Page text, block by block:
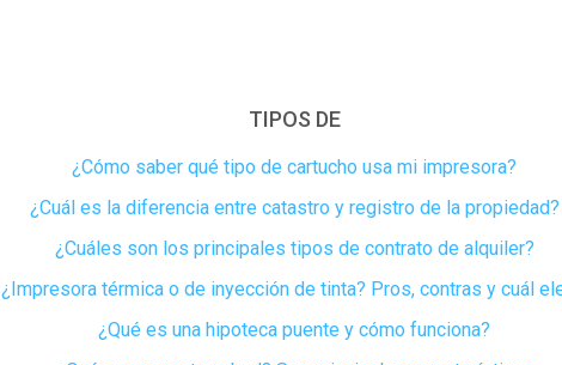
TIPOS DE
¿Cómo saber qué tipo de cartucho usa mi impresora?
¿Cuál es la diferencia entre catastro y registro de la propiedad​?
¿Cuáles son los principales tipos de contrato de alquiler?
¿Impresora térmica o de inyección de tinta? Pros, contras y cuál
¿Qué es una hipoteca puente y cómo funciona?